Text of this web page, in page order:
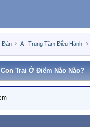
Đàn A - Trung Tâm Điều Hành
Trai Ở Điểm Nào Nào?